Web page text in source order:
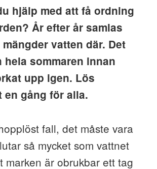
hjälp med att få ordning
År efter år samlas
vatten där. Det
hela sommaren innan
upp igen. Lös
en gång för alla.
fall, det måste vara
så mycket som vattnet
marken är obrukbar ett tag